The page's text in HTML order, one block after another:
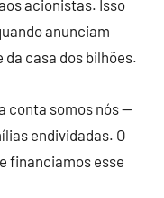
acionistas. Isso
anunciam
da casa dos bilhões.
conta somos nós —
endividadas. O
financiamos esse